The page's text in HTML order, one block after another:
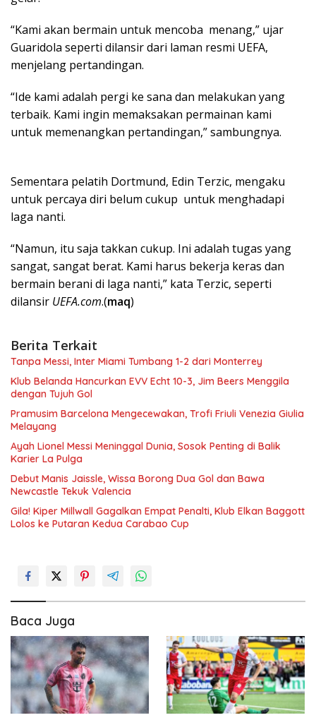
“Kami akan bermain untuk mencoba menang,” ujar
Guaridola seperti dilansir dari laman resmi UEFA,
menjelang pertandingan.
“Ide kami adalah pergi ke sana dan melakukan yang
terbaik. Kami ingin memaksakan permainan kami
untuk memenangkan pertandingan,” sambungnya.
Sementara pelatih Dortmund, Edin Terzic, mengaku
untuk percaya diri belum cukup untuk menghadapi
laga nanti.
“Namun, itu saja takkan cukup. Ini adalah tugas yang
sangat, sangat berat. Kami harus bekerja keras dan
bermain berani di laga nanti,” kata Terzic, seperti
dilansir UEFA.com.(maq)
Berita Terkait
Tanpa Messi, Inter Miami Tumbang 1-2 dari Monterrey
Klub Belanda Hancurkan EVV Echt 10-3, Jim Beers Menggila
dengan Tujuh Gol
Pramusim Barcelona Mengecewakan, Trofi Friuli Venezia Giulia
Melayang
Ayah Lionel Messi Meninggal Dunia, Sosok Penting di Balik
Karier La Pulga
Debut Manis Jaissle, Wissa Borong Dua Gol dan Bawa
Newcastle Tekuk Valencia
Gila! Kiper Millwall Gagalkan Empat Penalti, Klub Elkan Baggott
Lolos ke Putaran Kedua Carabao Cup
Baca Juga